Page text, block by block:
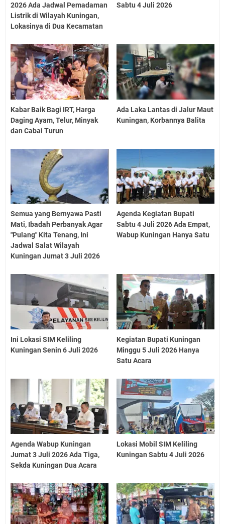
2026 Ada Jadwal Pemadaman
Listrik di Wilayah Kuningan,
Lokasinya di Dua Kecamatan
Sabtu 4 Juli 2026
Kabar Baik Bagi IRT, Harga
Daging Ayam, Telur, Minyak
dan Cabai Turun
Ada Laka Lantas di Jalur Maut
Kuningan, Korbannya Balita
Semua yang Bernyawa Pasti
Mati, Ibadah Perbanyak Agar
"Pulang" Kita Tenang, Ini
Jadwal Salat Wilayah
Kuningan Jumat 3 Juli 2026
Agenda Kegiatan Bupati
Sabtu 4 Juli 2026 Ada Empat,
Wabup Kuningan Hanya Satu
Ini Lokasi SIM Keliling
Kuningan Senin 6 Juli 2026
Kegiatan Bupati Kuningan
Minggu 5 Juli 2026 Hanya
Satu Acara
Agenda Wabup Kuningan
Jumat 3 Juli 2026 Ada Tiga,
Sekda Kuningan Dua Acara
Lokasi Mobil SIM Keliling
Kuningan Sabtu 4 Juli 2026